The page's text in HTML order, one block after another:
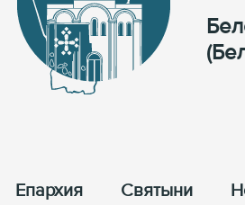
Епархия Cвятыни